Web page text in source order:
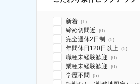
新着 (1)
締め切間近 (0)
完全週休2日制 (5)
年間休日120日以上 (5)
職種未経験歓迎 (0)
業種未経験歓迎 (0)
学歴不問 (5)